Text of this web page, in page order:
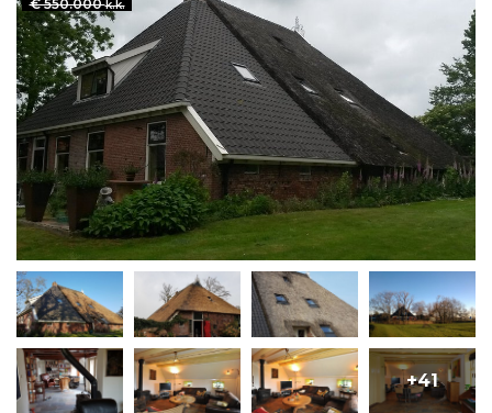
€ 550.000k.k.
+41